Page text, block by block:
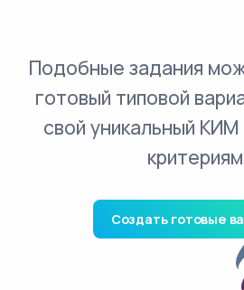
Подобные задания
готовый типовой
свой уникальный
Создать готовые